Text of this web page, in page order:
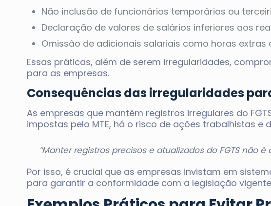
Não inclusão de funcionários temporários ou
Declaração de valores de salários inferiores aos
Omissão de adicionais salariais como horas extras
Essas práticas, além de serem irregularidades,
para as empresas.
Consequências das irregularidades
As empresas que mantêm registros irregulares do
impostas pelo MTE, há o risco de ações trabalhistas e
“Manter registros precisos e atualizados do FGTS
Por isso, é crucial que as empresas invistam em
para garantir a conformidade com a legislação